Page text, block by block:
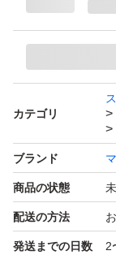
●状態について：
す。約25年前の
する希少な状態で
●ライセンス認証
オンラインアク
倒なライセンス
カテゴリ
ブランド
商品の状態
配送の方法
発送までの日数 2